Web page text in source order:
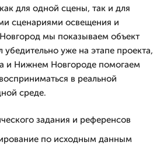
для одной сцены, так и для
сценариями освещения и
мы показываем объект
убедительно уже на этапе проекта,
и Нижнем Новгороде помогаем
в реальной
среде.
задания и референсов
по исходным данным